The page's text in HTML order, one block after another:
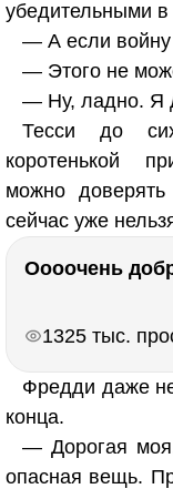
убедительными
— А если войну
— Этого не
— Ну, ладно. Я
Тесси до
коротенькой
можно
сейчас уже
1325 тыс.
Фредди даже
конца.
— Дорогая
опасная вещь.